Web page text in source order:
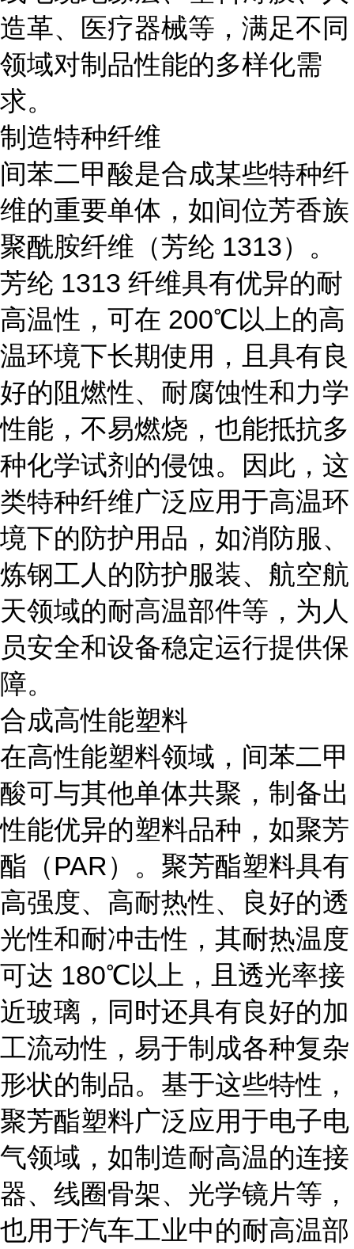
造革、医疗器械等，满足不同
领域对制品性能的多样化需
求。
制造特种纤维
间苯二甲酸是合成某些特种纤
维的重要单体，如间位芳香族
聚酰胺纤维（芳纶 1313）。
芳纶 1313 纤维具有优异的耐
高温性，可在 200℃以上的高
温环境下长期使用，且具有良
好的阻燃性、耐腐蚀性和力学
性能，不易燃烧，也能抵抗多
种化学试剂的侵蚀。因此，这
类特种纤维广泛应用于高温环
境下的防护用品，如消防服、
炼钢工人的防护服装、航空航
天领域的耐高温部件等，为人
员安全和设备稳定运行提供保
障。
合成高性能塑料
在高性能塑料领域，间苯二甲
酸可与其他单体共聚，制备出
性能优异的塑料品种，如聚芳
酯（PAR）。聚芳酯塑料具有
高强度、高耐热性、良好的透
光性和耐冲击性，其耐热温度
可达 180℃以上，且透光率接
近玻璃，同时还具有良好的加
工流动性，易于制成各种复杂
形状的制品。基于这些特性，
聚芳酯塑料广泛应用于电子电
气领域，如制造耐高温的连接
器、线圈骨架、光学镜片等，
也用于汽车工业中的耐高温部